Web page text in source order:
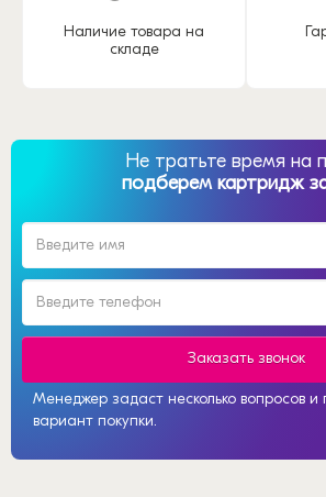
Наличие товара на
складе
Не тратьте время на
подберем картридж
Заказать звонок
Менеджер задаст несколько вопросов и
вариант покупки.